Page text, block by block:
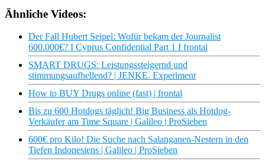
Ähnliche Videos:
Der Fall Hubert Seipel: Wofür bekam der Journalist
600.000€? I Cyprus Confidential Part 1 I frontal
SMART DRUGS: Leistungssteigernd und
stimmungsaufhellend? | JENKE. Experiment
How to BUY Drugs online (fast) | frontal
Bis zu 600 Hotdogs täglich! Big Business als Hotdog-
Verkäufer am Time Square | Galileo | ProSieben
600€ pro Kilo! Die Suche nach Salanganen-Nestern in den
Tiefen Indonesiens | Galileo | ProSieben